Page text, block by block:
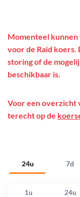
24u 7d
Momenteel kunnen
voor de Raid
storing of de
beschikbaar is.
Voor een overzicht
terecht op de
1u 24u